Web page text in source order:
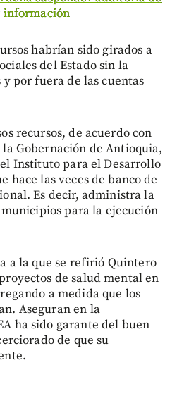
información
habrían sido girados a
del Estado sin la
por fuera de las cuentas
recursos, de acuerdo con
Gobernación de Antioquia,
Instituto para el Desarrollo
hace las veces de banco de
Es decir, administra la
para la ejecución
a la que se refirió Quintero
de salud mental en
a medida que los
Aseguran en la
ha sido garante del buen
de que su